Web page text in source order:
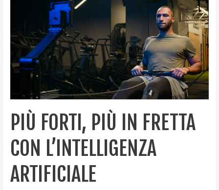
PIÙ FORTI, PIÙ IN FRETTA
CON L’INTELLIGENZA
ARTIFICIALE
l’intelligenza
artificiale